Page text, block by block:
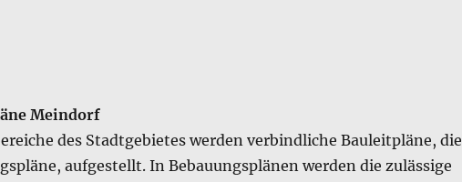
Meindorf
des Stadtgebietes werden verbindliche Bauleitpläne, die
aufgestellt. In Bebauungsplänen werden die zulässige